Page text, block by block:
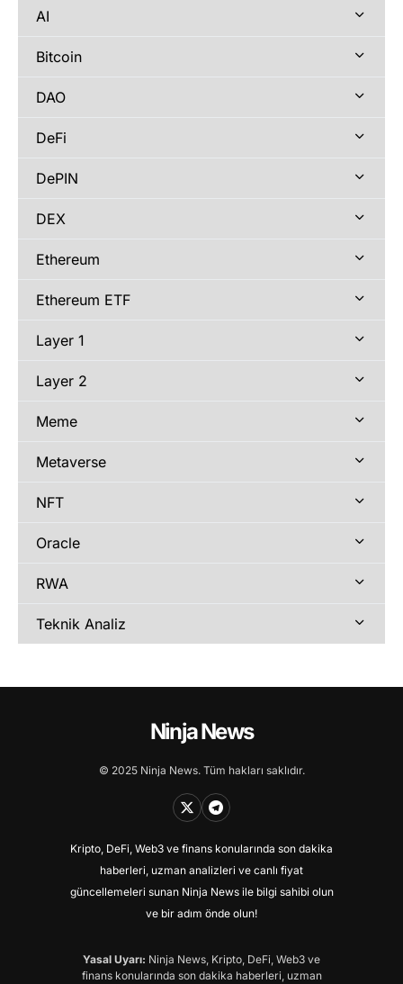
AI
Bitcoin
DAO
DeFi
DePIN
DEX
Ethereum
Ethereum ETF
Layer 1
Layer 2
Meme
Metaverse
NFT
Oracle
RWA
Teknik Analiz
Ninja News
© 2025 Ninja News. Tüm hakları saklıdır.
Kripto, DeFi, Web3 ve finans konularında son dakika
haberleri, uzman analizleri ve canlı fiyat
güncellemeleri sunan Ninja News ile bilgi sahibi olun
ve bir adım önde olun!
Yasal Uyarı: Ninja News, Kripto, DeFi, Web3 ve
finans konularında son dakika haberleri, uzman